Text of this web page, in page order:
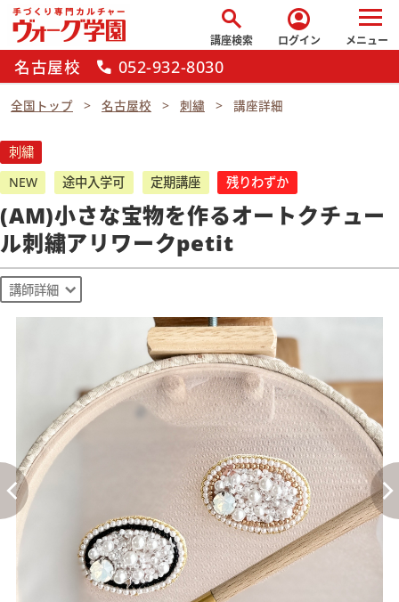
search
講座検索
account_circle
ログイン メニュー
名古屋校 call 052-932-8030
全国トップ 名古屋校 刺繍 講座詳細
刺繍
NEW
途中入学可 定期講座 残りわずか
(AM)小さな宝物を作るオートクチュー
ル刺繍アリワークpetit
講師詳細